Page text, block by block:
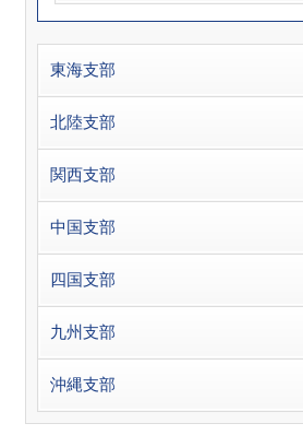
東海支部
北陸支部
関西支部
中国支部
四国支部
九州支部
沖縄支部